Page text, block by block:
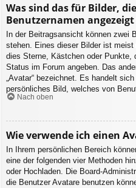
Was sind das für Bilder,
Benutzernamen
In der Beitragsansicht können zwei
stehen. Eines dieser Bilder ist
dies Sterne, Kästchen oder Punkte,
Status im Forum angeben. Das
„Avatar“ bezeichnet. Es handelt
persönliches Bild, welches von
Nach oben
Wie verwende ich einen
In Ihrem persönlichen Bereich
eine der folgenden vier Methoden
oder Hochladen. Die Board-
die Benutzer Avatare benutzen